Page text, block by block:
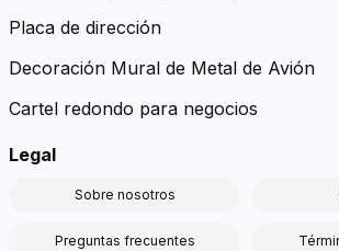
Placa de dirección
Decoración Mural de Metal de Avión
Cartel redondo para negocios
Legal
Sobre nosotros
Preguntas frecuentes